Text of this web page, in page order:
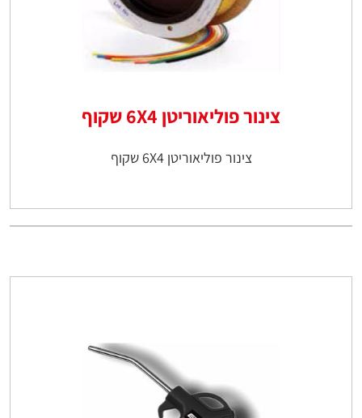
צינור פוליאוריטן 6X4 שקוף
צינור פוליאוריטן 6X4 שקוף